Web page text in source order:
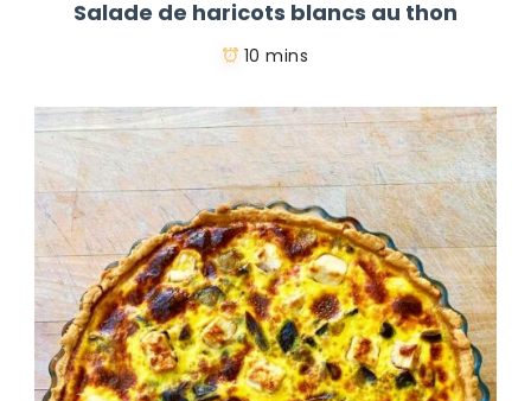
Salade de haricots blancs au thon
10 mins